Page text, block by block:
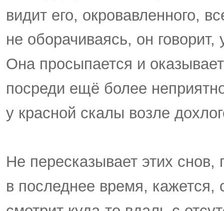
видит его, окровавленного,
не оборачиваясь, он говорит,
Она просыпается и
посреди ещё более
у красной скалы возле
Не пересказывает этих снов,
в последнее время, кажется,